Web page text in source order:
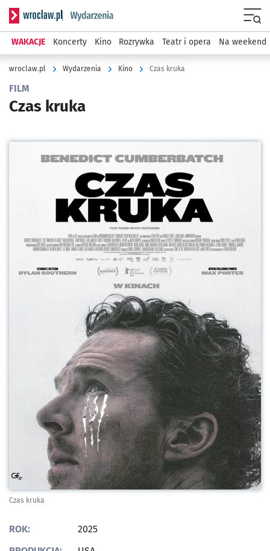
Serwis informacyjny wroclaw.pl podserwis: Wydarzenia
WAKACJE Koncerty Kino Rozrywka Teatr i opera Na weekend
wroclaw.pl Wydarzenia Kino Czas kruka
FILM
Czas kruka
Czas kruka
ROK:
2025